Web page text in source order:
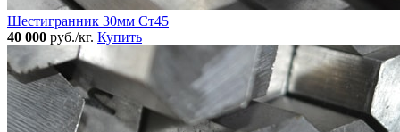
Шестигранник 30мм Ст45
40 000 руб./кг. Купить